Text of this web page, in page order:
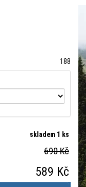
188
skladem 1 ks
690 Kč
589 Kč